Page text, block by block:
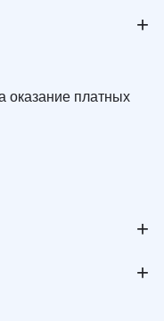
+
оказание платных
+
+